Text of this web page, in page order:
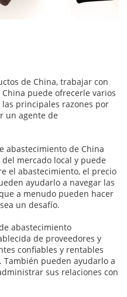
de China, trabajar con
puede ofrecerle varios
las principales razones por
un agente de
abastecimiento de China
mercado local y puede
el abastecimiento, el precio
ayudarlo a navegar las
a menudo pueden hacer
un desafío.
abastecimiento
de proveedores y
confiables y rentables
pueden ayudarlo a
sus relaciones con